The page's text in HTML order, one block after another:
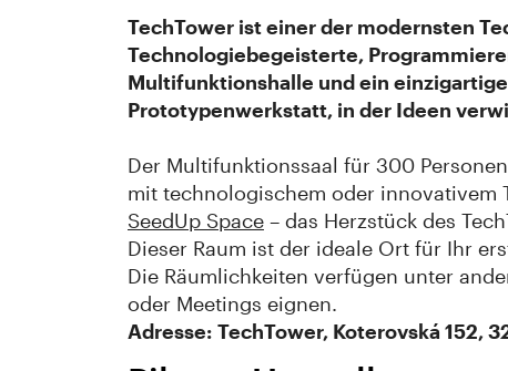
TechTower ist einer der modernsten
Technologiebegeisterte,
Multifunktionshalle und ein
Prototypenwerkstatt, in der Ideen
Der Multifunktionssaal für 300
mit technologischem oder innovativem
SeedUp Space – das Herzstück des
Dieser Raum ist der ideale Ort für Ihr
Die Räumlichkeiten verfügen unter
oder Meetings eignen.
Adresse: TechTower, Koterovská 152,